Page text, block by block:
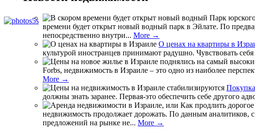
времени будет открыт новый водный парк в Эйлате. По
непосредственно внутри... More →
О ценах на квартиры в
культурой иностранцев принимают радушно. Чувствовать
Forbs, недвижимость в Израиле – это одно из наиболее
More →
должны знать заранее. Первая-это обеспечить себе другого
недвижимость продолжает дорожать. По данным аналитиков,
предложений на рынке не... More →